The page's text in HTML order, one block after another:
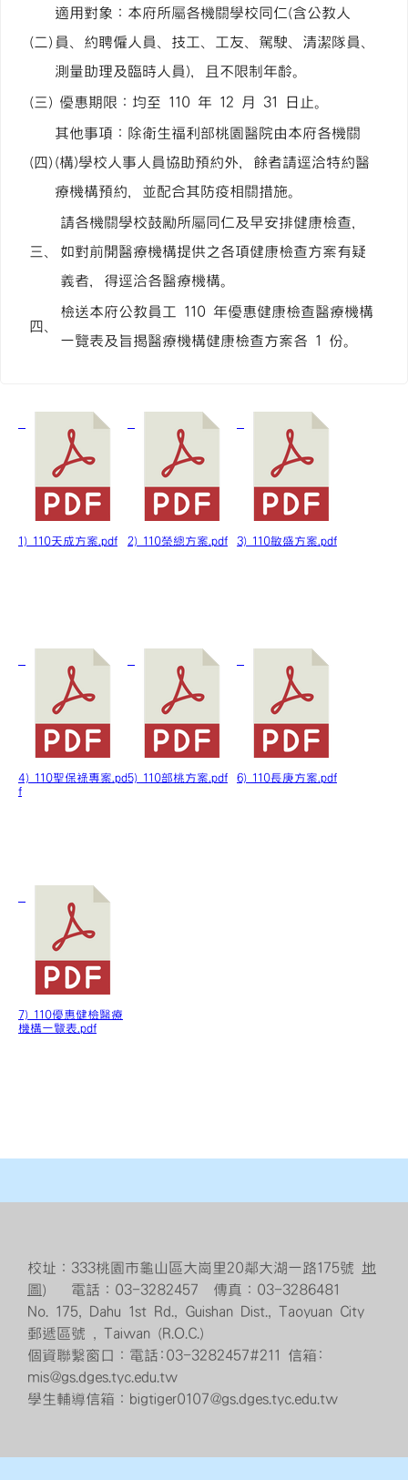
(二)
適用對象：本府所屬各機關學校同仁(含公教人
員、約聘僱人員、技工、工友、駕駛、清潔隊員、
測量助理及臨時人員)，且不限制年齡。
(三) 優惠期限：均至 110 年 12 月 31 日止。
(四)
其他事項：除衛生福利部桃園醫院由本府各機關
(構)學校人事人員協助預約外，餘者請逕洽特約醫
療機構預約，並配合其防疫相關措施。
三、
請各機關學校鼓勵所屬同仁及早安排健康檢查，
如對前開醫療機構提供之各項健康檢查方案有疑
義者，得逕洽各醫療機構。
四、
檢送本府公教員工 110 年優惠健康檢查醫療機構
一覽表及旨揭醫療機構健康檢查方案各 1 份。
1) 110天成方案.pdf 2) 110榮總方案.pdf 3) 110敏盛方案.pdf
4) 110聖保祿專案.pd
f
5) 110部桃方案.pdf 6) 110長庚方案.pdf
7) 110優惠健檢醫療
機構一覽表.pdf
校址：333桃園市龜山區大崗里20鄰大湖一路175號 地
圖） 電話：03-3282457 傳真：03-3286481
No. 175, Dahu 1st Rd., Guishan Dist., Taoyuan City
郵遞區號 , Taiwan (R.O.C.)
個資聯繫窗口：電話:03-3282457#211 信箱:
mis@gs.dges.tyc.edu.tw
學生輔導信箱：bigtiger0107@gs.dges.tyc.edu.tw